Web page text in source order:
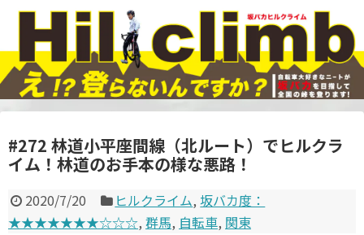
#272 林道小平座間線（北ルート）でヒルクラ
イム！林道のお手本の様な悪路！
2020/7/20 ヒルクライム,坂バカ度：
★★★★★★★☆☆☆, 群馬, 自転車, 関東